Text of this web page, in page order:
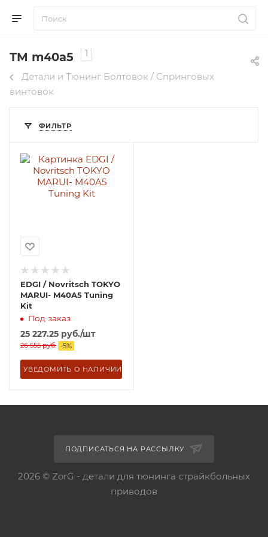
TM m40a5 1
Детали и Тюнинг Болтовок / Спринговых
винтовок
ФИЛЬТР
EDGI / Novritsch TOKYO
MARUI- M40A5 Tuning
Kit
Под заказ
25 227.25 руб./шт
26 555руб. -5%
УВЕДОМИТЬ О НАЛИЧИИ
ПОДПИСАТЬСЯ НА РАССЫЛКУ
2026 © ZorG - детали для тюнинга страйкбольных
приводов